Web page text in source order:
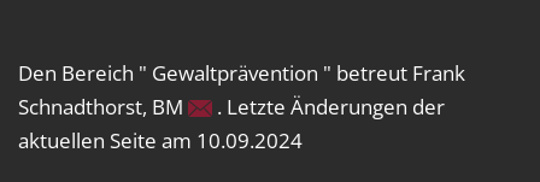
Den Bereich " Gewaltprävention " betreut Frank
Schnadthorst, BM
. Letzte Änderungen der
aktuellen Seite am 10.09.2024